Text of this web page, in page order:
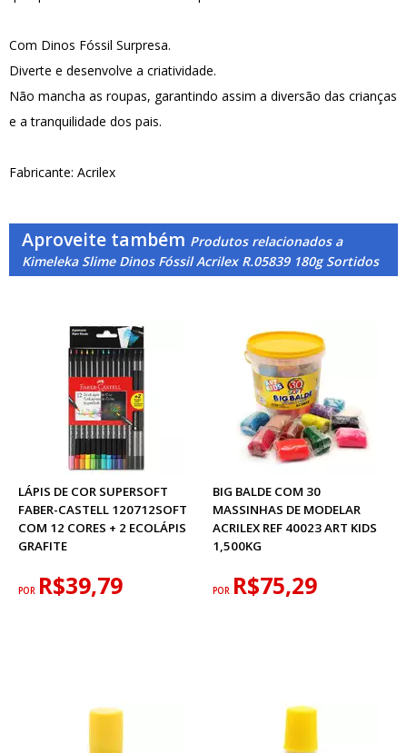
Com Dinos Fóssil Surpresa.
Diverte e desenvolve a criatividade.
Não mancha as roupas, garantindo assim a diversão das crianças
e a tranquilidade dos pais.
Fabricante: Acrilex
Aproveite também Produtos relacionados a
Kimeleka Slime Dinos Fóssil Acrilex R.05839 180g Sortidos
LÁPIS DE COR SUPERSOFT
FABER-CASTELL 120712SOFT
COM 12 CORES + 2 ECOLÁPIS
GRAFITE
POR R$39,79
BIG BALDE COM 30
MASSINHAS DE MODELAR
ACRILEX REF 40023 ART KIDS
1,500KG
POR R$75,29